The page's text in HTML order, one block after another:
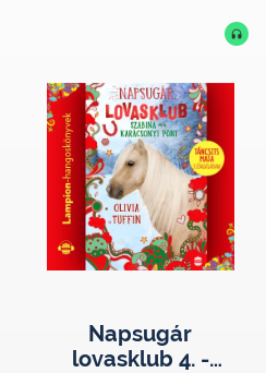
Napsugár
lovasklub 4. -